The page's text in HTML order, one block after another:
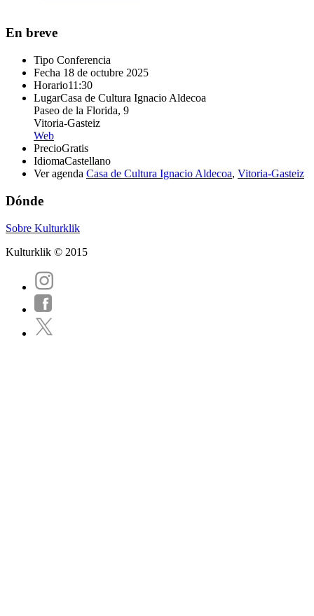
En breve
Tipo Conferencia
Fecha 18 de octubre 2025
Horario11:30
LugarCasa de Cultura Ignacio Aldecoa
Paseo de la Florida, 9
Vitoria-Gasteiz
Web
PrecioGratis
IdiomaCastellano
Ver agenda Casa de Cultura Ignacio Aldecoa, Vitoria-Gasteiz
Dónde
Sobre Kulturklik
Kulturklik © 2015